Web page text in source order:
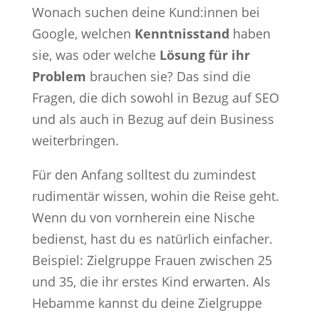
Wonach suchen deine Kund:innen bei
Google, welchen Kenntnisstand haben
sie, was oder welche Lösung für ihr
Problem brauchen sie? Das sind die
Fragen, die dich sowohl in Bezug auf SEO
und als auch in Bezug auf dein Business
weiterbringen.
Für den Anfang solltest du zumindest
rudimentär wissen, wohin die Reise geht.
Wenn du von vornherein eine Nische
bedienst, hast du es natürlich einfacher.
Beispiel: Zielgruppe Frauen zwischen 25
und 35, die ihr erstes Kind erwarten. Als
Hebamme kannst du deine Zielgruppe